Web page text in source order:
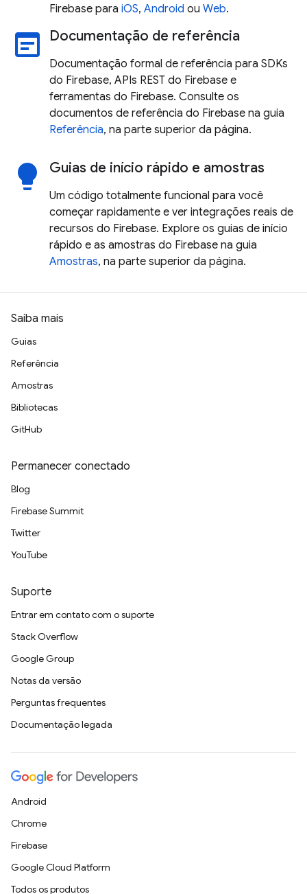
Firebase para iOS, Android ou Web.
wysiwyg Documentação de referência
Documentação formal de referência para SDKs
do Firebase, APIs REST do Firebase e
ferramentas do Firebase. Consulte os
documentos de referência do Firebase na guia
Referência, na parte superior da página.
lightbulb Guias de início rápido e amostras
Um código totalmente funcional para você
começar rapidamente e ver integrações reais de
recursos do Firebase. Explore os guias de início
rápido e as amostras do Firebase na guia
Amostras, na parte superior da página.
Saiba mais
Guias
Referência
Amostras
Bibliotecas
GitHub
Permanecer conectado
Blog
Firebase Summit
Twitter
YouTube
Suporte
Entrar em contato com o suporte
Stack Overflow
Google Group
Notas da versão
Perguntas frequentes
Documentação legada
Android
Chrome
Firebase
Google Cloud Platform
Todos os produtos